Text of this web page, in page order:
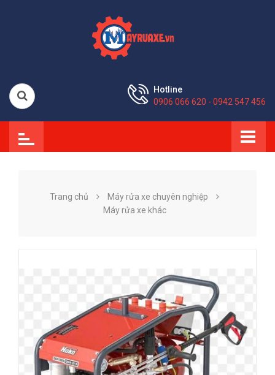
Hotline
0906 066 620 - 0942 547 456
Trang chủ
Máy rửa xe chuyên nghiệp
Máy rửa xe khác